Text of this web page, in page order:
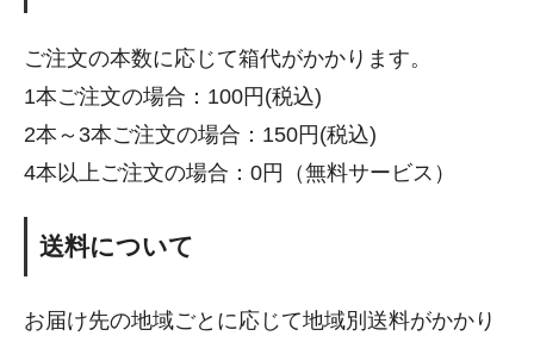
ご注文の本数に応じて箱代がかかります。
1本ご注文の場合：100円(税込)
2本～3本ご注文の場合：150円(税込)
4本以上ご注文の場合：0円（無料サービス）
送料について
お届け先の地域ごとに応じて地域別送料がかかり